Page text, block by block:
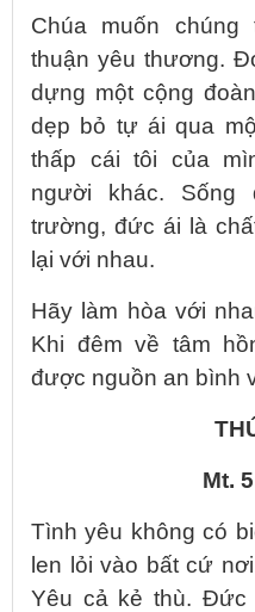
Chúa muốn
thuận yêu thương.
dựng một cộng
dẹp bỏ tự ái qua
thấp cái tôi của
người khác. Sống
trường, đức ái là
lại với nhau.
Hãy làm hòa với
Khi đêm về tâm
được nguồn an bình
Mt.
Tình yêu không có
len lỏi vào bất cứ
Yêu cả kẻ thù. Đức